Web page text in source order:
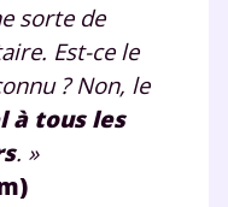
sorte de
Est-ce le
? Non, le
à tous les
. »